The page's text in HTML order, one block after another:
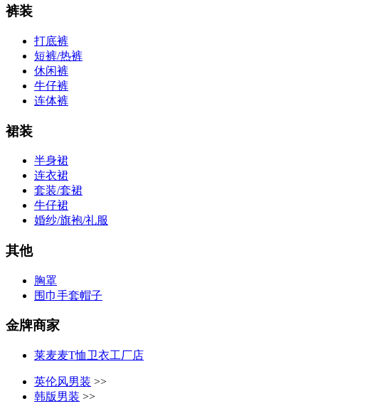
裤装
打底裤
短裤/热裤
休闲裤
牛仔裤
连体裤
裙装
半身裙
连衣裙
套装/套裙
牛仔裙
婚纱/旗袍/礼服
其他
胸罩
围巾手套帽子
金牌商家
莱麦麦T恤卫衣工厂店
英伦风男装 >>
韩版男装 >>